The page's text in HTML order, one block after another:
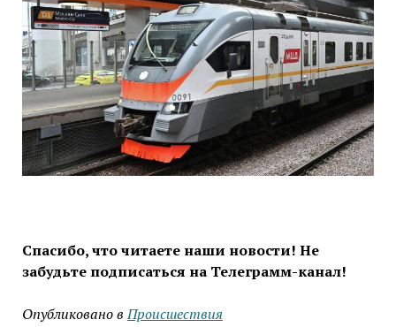
Спасибо, что читаете наши новости! Не
забудьте подписаться на Телеграмм-канал!
Опубликовано в Проиcшествия